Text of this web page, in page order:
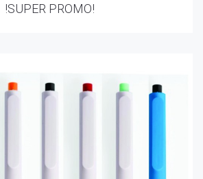
!SUPER PROMO!